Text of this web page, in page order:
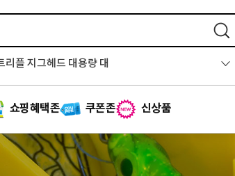
세이 비비비 츄(무시) 1.8인치
랜드엑스 스틱 흑진주 대용량
델리온 울트라 와이드갭 훅 덕용 대용량 배스 루어 민물
쇼핑혜택존 쿠폰존 신상품